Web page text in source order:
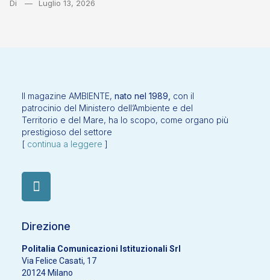
Di Luglio 13, 2026
Il magazine AMBIENTE, nato nel 1989, con il
patrocinio del Ministero dell’Ambiente e del
Territorio e del Mare, ha lo scopo, come organo più
prestigioso del settore
[ continua a leggere ]
Direzione
Politalia Comunicazioni Istituzionali Srl
Via Felice Casati, 17
20124 Milano